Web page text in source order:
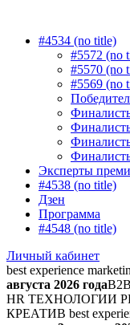
#4534 (no title)
#5572 (no
#5570 (no
#5569 (no
Эксперты
#4538 (no title)
Дзен
Программа
#4548 (no title)
Личный кабинет
best experience
августа 2026 года
HR ТЕХНОЛОГИИ
КРЕАТИВ best